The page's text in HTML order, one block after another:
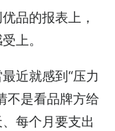
品的报表上，
上。
近就感到“压力
不是看品牌方给
每个月要支出